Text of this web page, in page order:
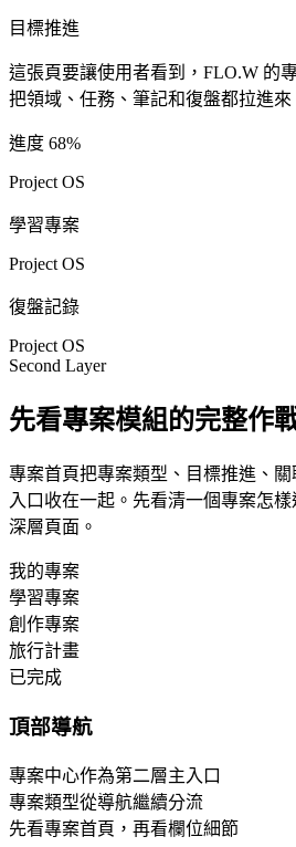
目標推進
這張頁要讓使用者看到，FLO.W 的
把領域、任務、筆記和復盤都拉進來
進度 68%
Project OS
學習專案
Project OS
復盤記錄
Project OS
Second Layer
先看專案模組的完整作
專案首頁把專案類型、目標推進、
入口收在一起。先看清一個專案怎
深層頁面。
我的專案
學習專案
創作專案
旅行計畫
已完成
頂部導航
專案中心作為第二層主入口
專案類型從導航繼續分流
先看專案首頁，再看欄位細節